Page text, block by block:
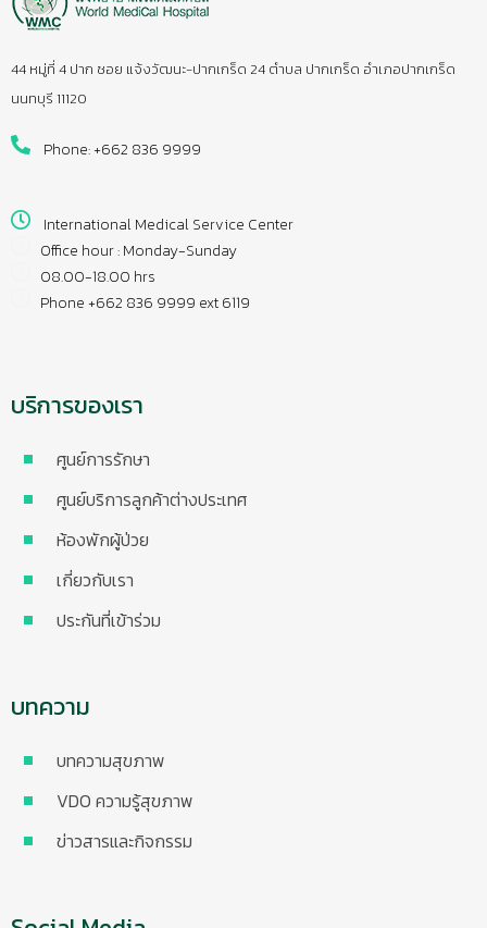
44 หมู่ที่ 4 ปาก ซอย แจ้งวัฒนะ-ปากเกร็ด 24 ตำบล ปากเกร็ด อำเภอปากเกร็ด
นนทบุรี 11120
Phone: +662 836 9999
International Medical Service Center
Office hour : Monday-Sunday
08.00-18.00 hrs
Phone +662 836 9999 ext 6119
บริการของเรา
ศูนย์การรักษา
ศูนย์บริการลูกค้าต่างประเทศ
ห้องพักผู้ป่วย
เกี่ยวกับเรา
ประกันที่เข้าร่วม
บทความ
บทความสุขภาพ
VDO ความรู้สุขภาพ
ข่าวสารและกิจกรรม